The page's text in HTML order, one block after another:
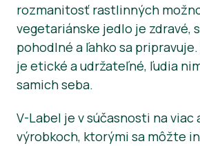
rozmanitosť rastlinných
vegetariánske jedlo je zdravé,
pohodlné a ľahko sa
je etické a udržateľné, ľudia
samich seba.
V-Label je v súčasnosti na viac
výrobkoch, ktorými sa môžte